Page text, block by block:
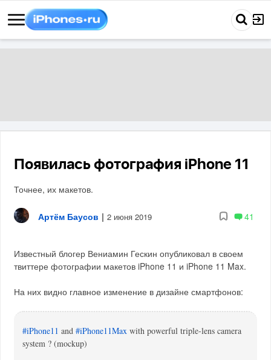
Появилась фотография iPhone 11
Точнее, их макетов.
Артём Баусов | 2 июня 2019 41
Известный блогер Вениамин Гескин опубликовал в своем
твиттере фотографии макетов iPhone 11 и iPhone 11 Max.
На них видно главное изменение в дизайне смартфонов:
#iPhone11 and#iPhone11Max with powerful triple-lens camera
system ? (mockup)